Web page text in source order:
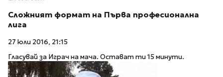
Сложният формат на Първа професионална
лига
27 юли 2016, 21:15
Гласувай за Играч на мача. Остават ти 15 минути.